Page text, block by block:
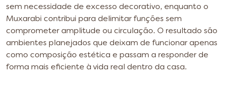
sem necessidade de excesso decorativo, enquanto o
Muxarabi contribui para delimitar funções sem
comprometer amplitude ou circulação. O resultado são
ambientes planejados que deixam de funcionar apenas
como composição estética e passam a responder de
forma mais eficiente à vida real dentro da casa.